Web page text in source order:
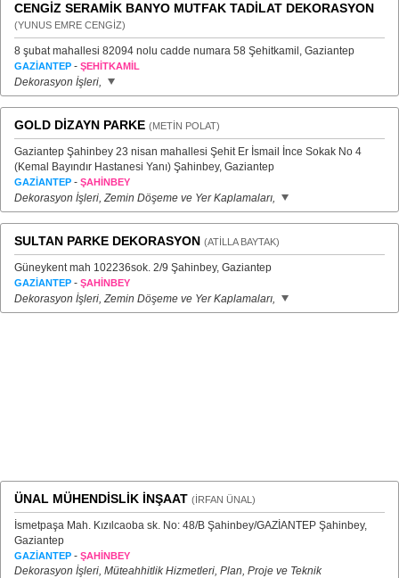
CENGİZ SERAMİK BANYO MUTFAK TADİLAT DEKORASYON
(YUNUS EMRE CENGİZ)
8 şubat mahallesi 82094 nolu cadde numara 58 Şehitkamil, Gaziantep
GAZİANTEP - ŞEHİTKAMİL
Dekorasyon İşleri,
GOLD DİZAYN PARKE (METİN POLAT)
Gaziantep Şahinbey 23 nisan mahallesi Şehit Er İsmail İnce Sokak No 4
(Kemal Bayındır Hastanesi Yanı) Şahinbey, Gaziantep
GAZİANTEP - ŞAHİNBEY
Dekorasyon İşleri, Zemin Döşeme ve Yer Kaplamaları,
SULTAN PARKE DEKORASYON (ATİLLA BAYTAK)
Güneykent mah 102236sok. 2/9 Şahinbey, Gaziantep
GAZİANTEP - ŞAHİNBEY
Dekorasyon İşleri, Zemin Döşeme ve Yer Kaplamaları,
ÜNAL MÜHENDİSLİK İNŞAAT (İRFAN ÜNAL)
İsmetpaşa Mah. Kızılcaoba sk. No: 48/B Şahinbey/GAZİANTEP Şahinbey,
Gaziantep
GAZİANTEP - ŞAHİNBEY
Dekorasyon İşleri, Müteahhitlik Hizmetleri, Plan, Proje ve Teknik